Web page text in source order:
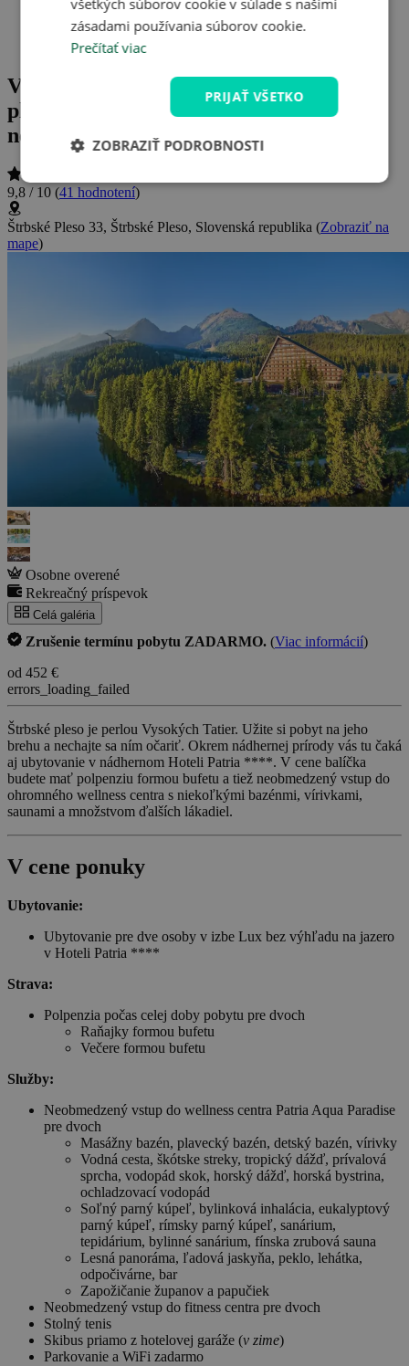
Dovolená u vody
Vysoké Tatry s výhľadom na Štrbské
pleso: Hotel Patria **** s prepychovým
neobmedzeným wellness + polpenzia
9,8 / 10 (41 hodnotení)
Štrbské Pleso 33, Štrbské Pleso, Slovenská republika (Zobraziť na
mape)
Osobne overené
Rekreačný príspevok
Celá galéria
Zrušenie termínu pobytu ZADARMO. (Viac informácií)
od 452 €
errors_loading_failed
Štrbské pleso je perlou Vysokých Tatier. Užite si pobyt na jeho
brehu a nechajte sa ním očariť. Okrem nádhernej prírody vás tu čaká
aj ubytovanie v nádhernom Hoteli Patria ****. V cene balíčka
budete mať polpenziu formou bufetu a tiež neobmedzený vstup do
ohromného wellness centra s niekoľkými bazénmi, vírivkami,
saunami a množstvom ďalších lákadiel.
V cene ponuky
Ubytovanie:
Ubytovanie pre dve osoby v izbe Lux bez výhľadu na jazero
v Hoteli Patria ****
Strava:
Polpenzia počas celej doby pobytu pre dvoch
Raňajky formou bufetu
Večere formou bufetu
Služby:
Neobmedzený vstup do wellness centra Patria Aqua Paradise
pre dvoch
Masážny bazén, plavecký bazén, detský bazén, vírivky
Vodná cesta, škótske streky, tropický dážď, prívalová
sprcha, vodopád skok, horský dážď, horská bystrina,
ochladzovací vodopád
Soľný parný kúpeľ, bylinková inhalácia, eukalyptový
parný kúpeľ, rímsky parný kúpeľ, sanárium,
tepidárium, bylinné sanárium, fínska zrubová sauna
Lesná panoráma, ľadová jaskyňa, peklo, lehátka,
odpočivárne, bar
Zapožičanie županov a papučiek
Neobmedzený vstup do fitness centra pre dvoch
Stolný tenis
Skibus priamo z hotelovej garáže (v zime)
Parkovanie a WiFi zadarmo
všetkých súborov cookie v súlade s našimi
zásadami používania súborov cookie.
Prečítať viac
PRIJAŤ VŠETKO
ZOBRAZIŤ PODROBNOSTI